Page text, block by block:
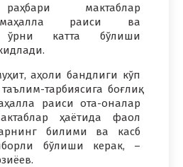
мактаблар
раиси ва
ўрни катта бўлиши
аҳоли бандлиги кўп
тарбиясига боғлиқ.
раиси ота-оналар
ҳаётида фаол
билими ва касб
бўлиши керак, –